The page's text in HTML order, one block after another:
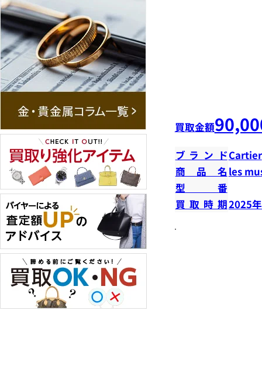
買取金額
ブランドCartier
商品名 les
型番
買取時期2025